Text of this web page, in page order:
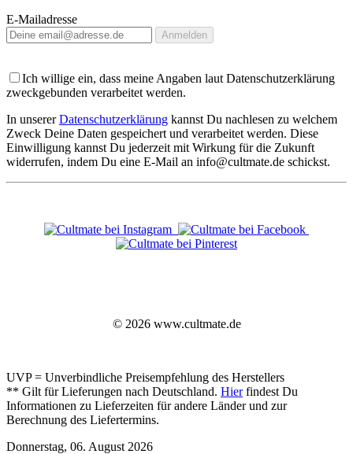
E-Mailadresse
Anmelden
Ich willige ein, dass meine Angaben laut Datenschutzerklärung
zweckgebunden verarbeitet werden.
In unsererDatenschutzerklärung kannst Du nachlesen zu welchem
Zweck Deine Daten gespeichert und verarbeitet werden. Diese
Einwilligung kannst Du jederzeit mit Wirkung für die Zukunft
widerrufen, indem Du eine E-Mail an info@cultmate.de schickst.
© 2026 www.cultmate.de
UVP = Unverbindliche Preisempfehlung des Herstellers
** Gilt für Lieferungen nach Deutschland. Hierfindest Du
Informationen zu Lieferzeiten für andere Länder und zur
Berechnung des Liefertermins.
Donnerstag, 06. August 2026